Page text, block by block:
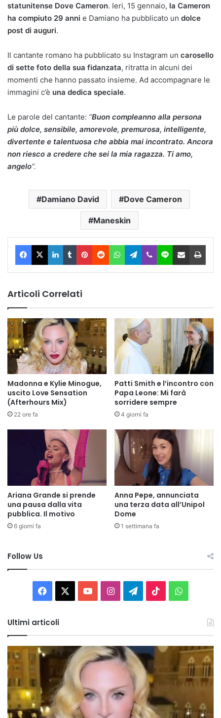
statunitense Dove Cameron. Ieri, 15 gennaio, la Cameron
ha compiuto 29 anni e Damiano ha pubblicato un dolce
post di auguri.
Il cantante romano ha pubblicato su Instagram un carosello
di sette foto della sua fidanzata, ritratta in alcuni dei
momenti che hanno passato insieme. Ad accompagnare le
immagini c’è una dedica speciale.
Le parole del cantante: “Buon compleanno alla persona
più dolce, sensibile, amorevole, premurosa, intelligente,
divertente e talentuosa che abbia mai incontrato. Ancora
non riesco a credere che sei la mia ragazza. Ti amo,
angelo“.
Damiano David Dove Cameron
Maneskin
Facebook
X LinkedIn
TumblrPinterest
RedditWhatsAppTelegram
ViberLine Condividi via Email
Articoli Correlati
Madonna e Kylie Minogue,
uscito Love Sensation
(Afterhours Mix)
22 ore fa
Patti Smith e l’incontro con
Papa Leone: Mi farà
sorridere sempre
4 giorni fa
Ariana Grande si prende
una pausa dalla vita
pubblica. Il motivo
6 giorni fa
Anna Pepe, annunciata
una terza data all’Unipol
Dome
1 settimana fa
Follow Us
Facebook You InstagramTelegram
TikTok
Ultimi articoli